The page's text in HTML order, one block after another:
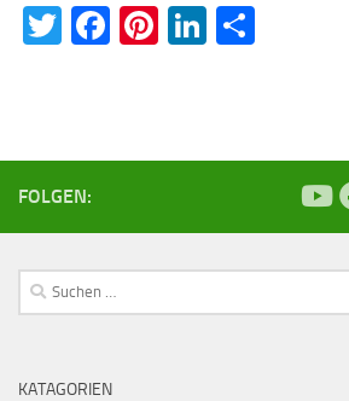
Twitter
Facebook
Pinterest
LinkedIn
FOLGEN:
Suchen
nach:
KATAGORIEN